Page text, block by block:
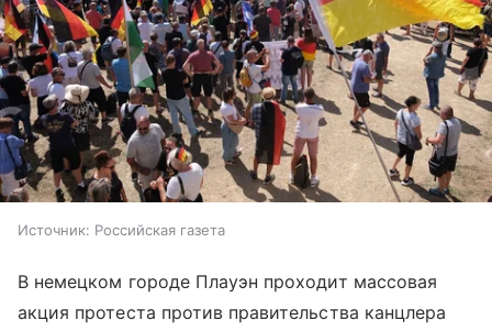
Источник: Российская газета
В немецком городе Плауэн проходит массовая
акция протеста против правительства канцлера